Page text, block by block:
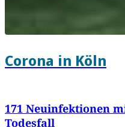
Corona in Köln
171 Neuinfektionen
Todesfall